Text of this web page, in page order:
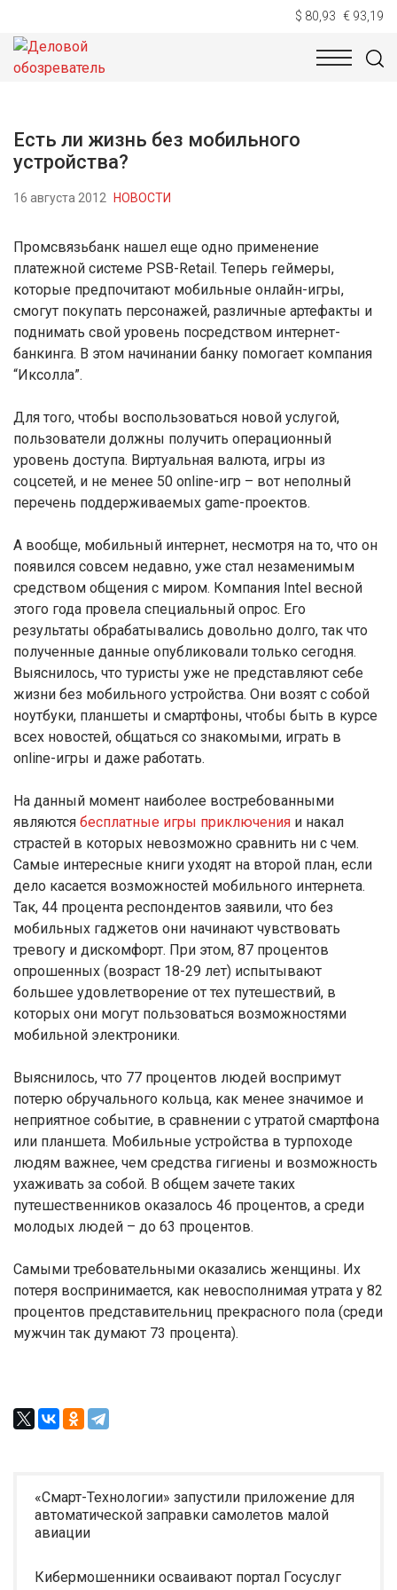
$ 80,93 € 93,19
НОВОСТИ
Есть ли жизнь без мобильного
устройства?
16 августа 2012 НОВОСТИ
Промсвязьбанк нашел еще одно применение
платежной системе PSB-Retail. Теперь геймеры,
которые предпочитают мобильные онлайн-игры,
смогут покупать персонажей, различные артефакты и
поднимать свой уровень посредством интернет-
банкинга. В этом начинании банку помогает компания
“Иксолла”.
Для того, чтобы воспользоваться новой услугой,
пользователи должны получить операционный
уровень доступа. Виртуальная валюта, игры из
соцсетей, и не менее 50 online-игр – вот неполный
перечень поддерживаемых game-проектов.
А вообще, мобильный интернет, несмотря на то, что он
появился совсем недавно, уже стал незаменимым
средством общения с миром. Компания Intel весной
этого года провела специальный опрос. Его
результаты обрабатывались довольно долго, так что
полученные данные опубликовали только сегодня.
Выяснилось, что туристы уже не представляют себе
жизни без мобильного устройства. Они возят с собой
ноутбуки, планшеты и смартфоны, чтобы быть в курсе
всех новостей, общаться со знакомыми, играть в
online-игры и даже работать.
На данный момент наиболее востребованными
являются бесплатные игры приключения и накал
страстей в которых невозможно сравнить ни с чем.
Самые интересные книги уходят на второй план, если
дело касается возможностей мобильного интернета.
Так, 44 процента респондентов заявили, что без
мобильных гаджетов они начинают чувствовать
тревогу и дискомфорт. При этом, 87 процентов
опрошенных (возраст 18-29 лет) испытывают
большее удовлетворение от тех путешествий, в
которых они могут пользоваться возможностями
мобильной электроники.
Выяснилось, что 77 процентов людей воспримут
потерю обручального кольца, как менее значимое и
неприятное событие, в сравнении с утратой смартфона
или планшета. Мобильные устройства в турпоходе
людям важнее, чем средства гигиены и возможность
ухаживать за собой. В общем зачете таких
путешественников оказалось 46 процентов, а среди
молодых людей – до 63 процентов.
Самыми требовательными оказались женщины. Их
потеря воспринимается, как невосполнимая утрата у 82
процентов представительниц прекрасного пола (среди
мужчин так думают 73 процента).
«Смарт-Технологии» запустили приложение для
автоматической заправки самолетов малой
авиации
Кибермошенники осваивают портал Госуслуг